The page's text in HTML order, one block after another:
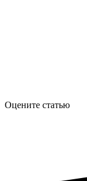
Оцените статью